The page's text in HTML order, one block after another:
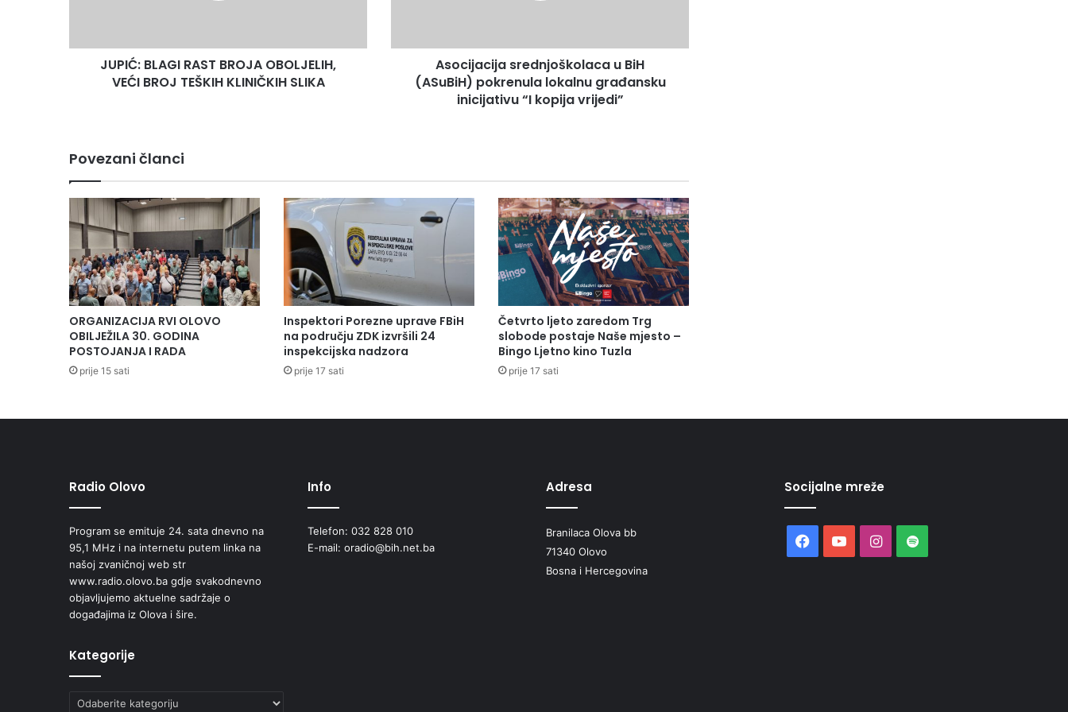
KLINIČKIH
JUPIĆ: BLAGI RAST BROJA OBOLJELIH,
VEĆI BROJ TEŠKIH KLINIČKIH SLIKA
inicijativu
kopija
Asocijacija srednjoškolaca u BiH
(ASuBiH) pokrenula lokalnu građansku
inicijativu “I kopija vrijedi”
Povezani članci
ORGANIZACIJA RVI OLOVO
OBILJEŽILA 30. GODINA
POSTOJANJA I RADA
prije 15 sati
Inspektori Porezne uprave FBiH
na području ZDK izvršili 24
inspekcijska nadzora
prije 17 sati
Četvrto ljeto zaredom Trg
slobode postaje Naše mjesto –
Bingo Ljetno kino Tuzla
prije 17 sati
Radio Olovo
Program se emituje 24. sata dnevno na
95,1 MHz i na internetu putem linka na
našoj zvaničnoj web str
www.radio.olovo.ba gdje svakodnevno
objavljujemo aktuelne sadržaje o
događajima iz Olova i šire.
Kategorije
Kategorije
Info
Telefon: 032 828 010
E-mail: oradio@bih.net.ba
Adresa
Branilaca Olova bb
71340 Olovo
Bosna i Hercegovina
Socijalne mreže
Facebook
YouTubeInstagram
Spotify